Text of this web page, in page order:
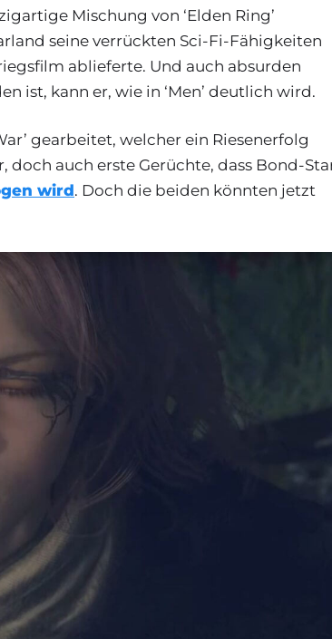
Mischung von ‘Elden Ring’
seine verrückten Sci-Fi-Fähigkeiten
ablieferte. Und auch absurden
ist, kann er, wie in ‘Men’ deutlich wird.
gearbeitet, welcher ein Riesenerfolg
auch erste Gerüchte, dass Bond-
wird. Doch die beiden könnten jetzt